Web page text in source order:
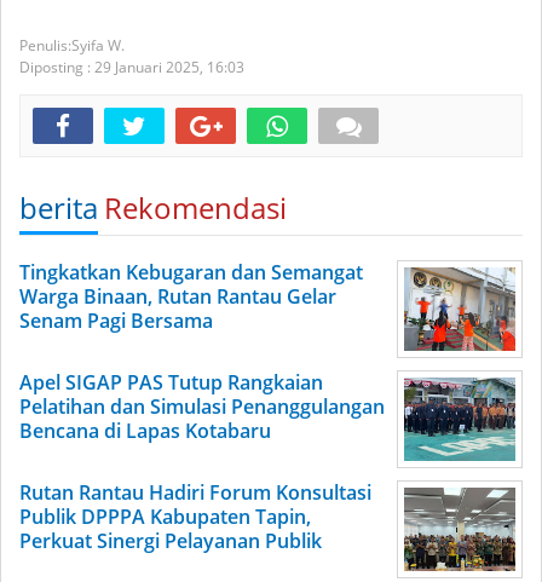
Syifa W.
Diposting : 29 Januari 2025, 16:03
berita Rekomendasi
Tingkatkan Kebugaran dan Semangat
Warga Binaan, Rutan Rantau Gelar
Senam Pagi Bersama
Apel SIGAP PAS Tutup Rangkaian
Pelatihan dan Simulasi Penanggulangan
Bencana di Lapas Kotabaru
Rutan Rantau Hadiri Forum Konsultasi
Publik DPPPA Kabupaten Tapin,
Perkuat Sinergi Pelayanan Publik